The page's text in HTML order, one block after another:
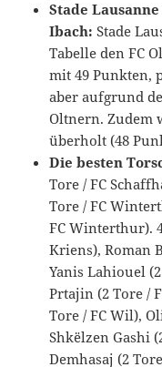
Stade
Ibach: Stade
Tabelle den FC
mit 49 Punkten,
aber aufgrund
Oltnern. Zudem
überholt (48
Die besten
Tore / FC
Tore / FC
FC Winterthur).
Kriens), Roman
Yanis Lahiouel
Prtajin (2 Tore /
Tore / FC Wil),
Shkëlzen Gashi
Demhasaj (2